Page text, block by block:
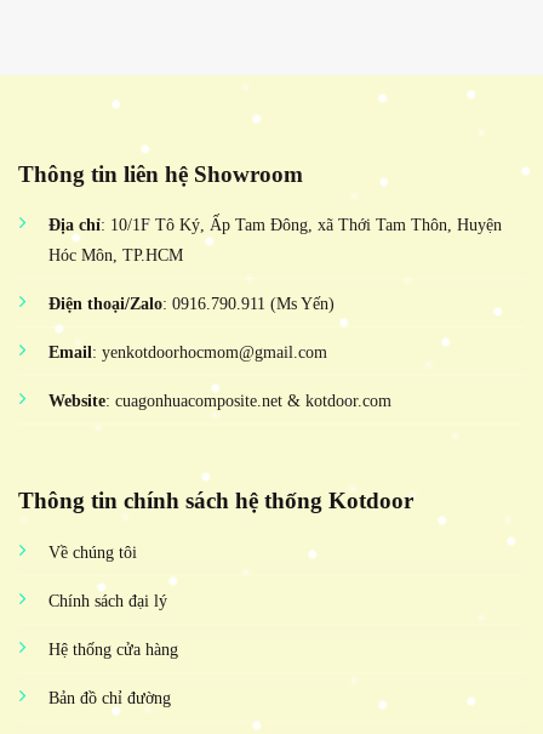
Thông tin liên hệ Showroom
Địa chỉ: 10/1F Tô Ký, Ấp Tam Đông, xã Thới Tam Thôn, Huyện
Hóc Môn, TP.HCM
Điện thoại/Zalo: 0916.790.911 (Ms Yến)
Email: yenkotdoorhocmom@gmail.com
Website: cuagonhuacomposite.net & kotdoor.com
Thông tin chính sách hệ thống Kotdoor
Về chúng tôi
Chính sách đại lý
Hệ thống cửa hàng
Bản đồ chỉ đường